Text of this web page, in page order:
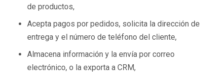
de productos,
Acepta pagos por pedidos, solicita la dirección de
entrega y el número de teléfono del cliente,
Almacena información y la envía por correo
electrónico, o la exporta a CRM,